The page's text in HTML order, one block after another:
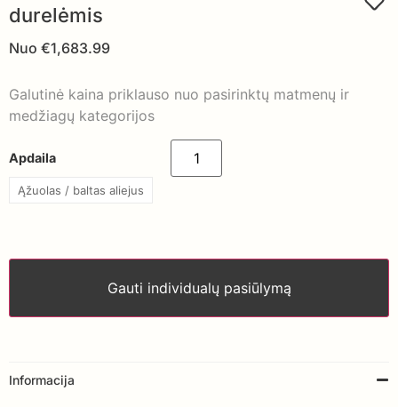
durelėmis
Nuo €1,683.99
Galutinė kaina priklauso nuo pasirinktų matmenų ir
medžiagų kategorijos
Apdaila
Ąžuolas / baltas aliejus
Gauti individualų pasiūlymą
Informacija